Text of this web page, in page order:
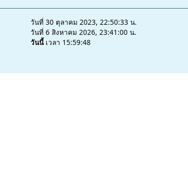
วันที่ 30 ตุลาคม 2023, 22:50:33 น.
วันที่ 6 สิงหาคม 2026, 23:41:00 น.
วันนี้เวลา 15:59:48